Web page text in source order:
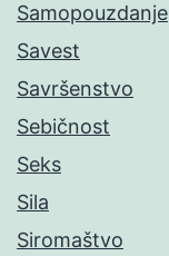
Samopouzdanje
Savest
Savršenstvo
Sebičnost
Seks
Sila
Siromaštvo